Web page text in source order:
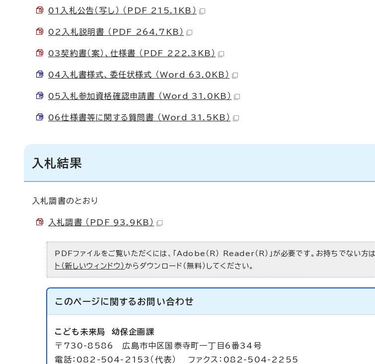
01入札公告（写し） （PDF 215.1KB）
02入札説明書 （PDF 264.7KB）
03契約書（案）、仕様書 （PDF 222.3KB）
04入札書様式、委任状様式 （Word 63.0KB）
05入札参加資格確認申請書 （Word 31.0KB）
06仕様書等に関する質問書 （Word 31.5KB）
入札結果
入札調書のとおり
入札調書 （PDF 93.9KB）
PDFファイルをご覧いただくには、「Adobe（R） Reader（R）」が必要です。お持ちでない方は
ト（新しいウィンドウ） からダウンロード（無料）してください。
このページに関する お問い合わせ
こども未来局 幼保企画課
〒730-8586 広島市中区国泰寺町一丁目6番34号
電話：082-504-2153（代表） ファクス：082-504-2255